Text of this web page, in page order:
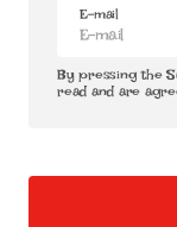
E-mail
By pressing the
read and are